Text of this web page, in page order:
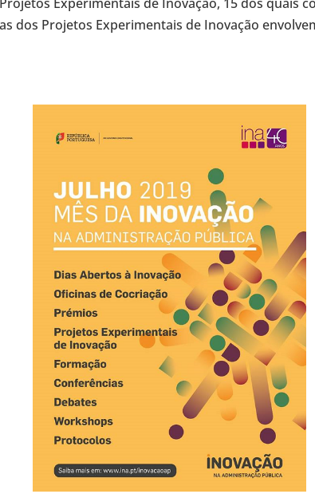
dos Projetos Experimentais de Inovação